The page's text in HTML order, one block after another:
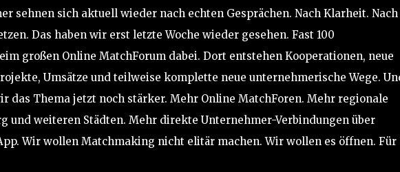
sehnen sich aktuell wieder nach echten Gesprächen. Nach Klarheit. Nach
Das haben wir erst letzte Woche wieder gesehen. Fast 100
großen Online MatchForum dabei. Dort entstehen Kooperationen, neue
Umsätze und teilweise komplette neue unternehmerische Wege.
das Thema jetzt noch stärker. Mehr Online MatchForen. Mehr regionale
und weiteren Städten. Mehr direkte Unternehmer-Verbindungen über
Wir wollen Matchmaking nicht elitär machen. Wir wollen es öffnen. Für